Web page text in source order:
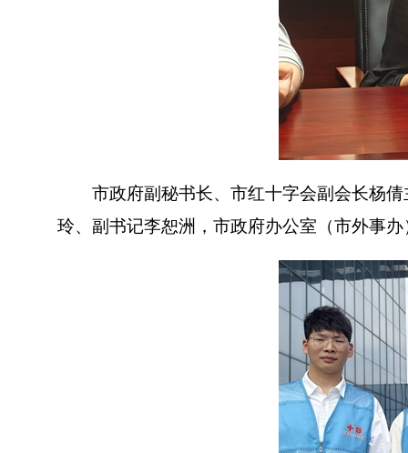
市政府副秘书长、市红十字会副会长杨倩
玲、副书记李恕洲，市政府办公室（市外事